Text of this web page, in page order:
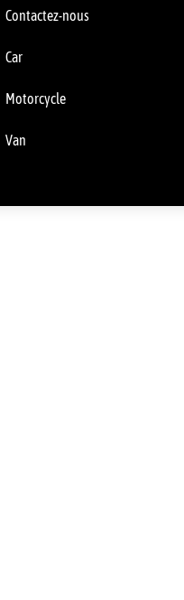
Contactez-nous
Car
Motorcycle
Van